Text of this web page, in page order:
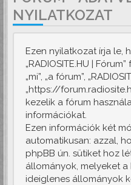
NYILATKOZAT
Ezen nyilatkozat írja le,
„RADIOSITE.HU |
„mi”, „a fórum”,
„https://
kezelik a fórum
információkat.
Ezen információk két
automatikusan: azzal,
phpBB ún. sütiket hoz
állományok, melyeket
ideiglenes állományok